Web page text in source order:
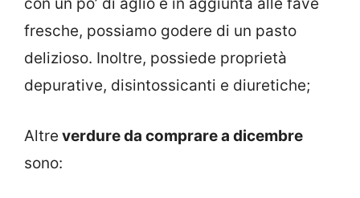
con un po’ di aglio e in aggiunta alle fave
fresche, possiamo godere di un pasto
delizioso. Inoltre, possiede proprietà
depurative, disintossicanti e diuretiche;
Altre verdure da comprare a dicembre
sono: